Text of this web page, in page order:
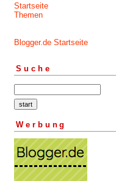
Startseite
Themen
Blogger.de Startseite
Suche
Werbung